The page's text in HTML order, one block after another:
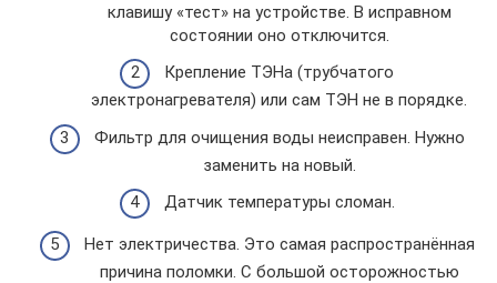
клавишу «тест» на устройстве. В исправном
состоянии оно отключится.
Крепление ТЭНа (трубчатого
электронагревателя) или сам ТЭН не в порядке.
Фильтр для очищения воды неисправен. Нужно
заменить на новый.
Датчик температуры сломан.
Нет электричества. Это самая распространённая
причина поломки. С большой осторожностью